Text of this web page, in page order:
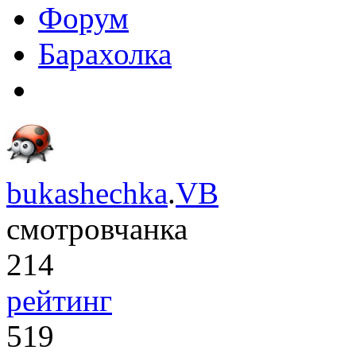
Форум
Барахолка
bukashechka.VB
смотровчанка
214
рейтинг
519